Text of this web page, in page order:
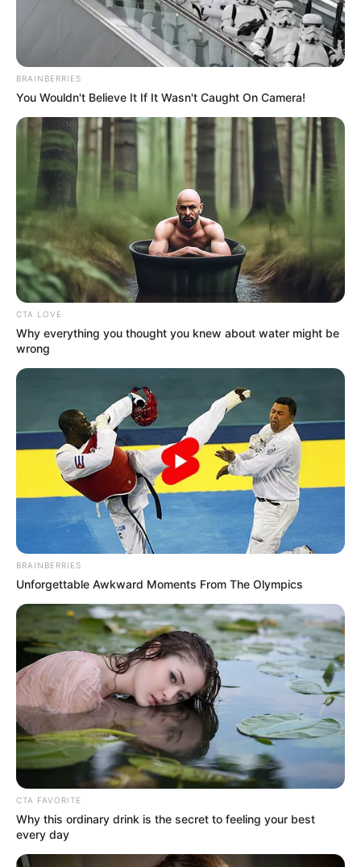
Μερομήνια 2026 – 2027: Τι καιρό θα κάνει;
Πότε ανοίγουν οι εγγραφές για τα
Πανεπιστήμια 2026 – Ημερομηνίες για
Ακολουθήστε το evianews.com στο
Google
News
ΤΑ ΠΙΟ ΔΗΜΟΦΙΛΗ
BRAINBERRIES
You Wouldn't Believe It If It Wasn't Caught On Camera!
CTA LOVE
Why everything you thought you knew about water might be
wrong
BRAINBERRIES
Unforgettable Awkward Moments From The Olympics
CTA FAVORITE
Why this ordinary drink is the secret to feeling your best
every day